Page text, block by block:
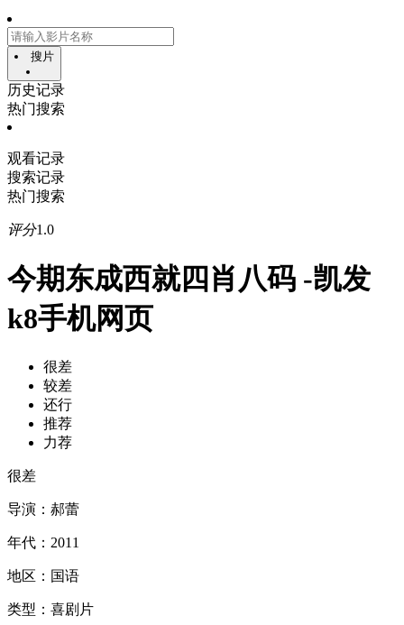
搜片
历史记录
热门搜索
观看记录
搜索记录
热门搜索
评分1.0
今期东成西就四肖八码 -凯发
k8手机网页
很差
较差
还行
推荐
力荐
很差
导演： 郝蕾
年代： 2011
地区： 国语
类型： 喜剧片